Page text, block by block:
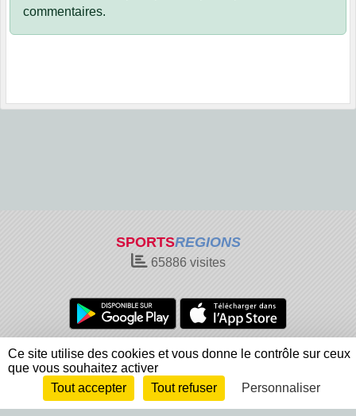
commentaires.
SPORTSREGIONS
65886visites
Charte cookies
Gestion des cookies
Informations légales
Signaler un contenu inapproprié
Envie de participer ?
Connexion
Ce site utilise des cookies et vous donne le contrôle sur ceux
que vous souhaitez activer
Tout accepter
Tout refuser Personnaliser